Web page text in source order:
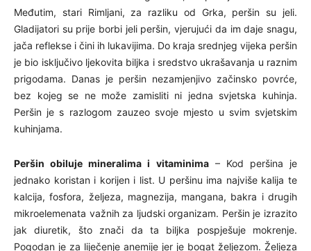
Međutim, stari Rimljani, za razliku od Grka, peršin su jeli.
Gladijatori su prije borbi jeli peršin, vjerujući da im daje snagu,
jača reflekse i čini ih lukavijima. Do kraja srednjeg vijeka peršin
je bio isključivo ljekovita biljka i sredstvo ukrašavanja u raznim
prigodama. Danas je peršin nezamjenjivo začinsko povrće,
bez kojeg se ne može zamisliti ni jedna svjetska kuhinja.
Peršin je s razlogom zauzeo svoje mjesto u svim svjetskim
kuhinjama.
Peršin obiluje mineralima i vitaminima– Kod peršina je
jednako koristan i korijen i list. U peršinu ima najviše kalija te
kalcija, fosfora, željeza, magnezija, mangana, bakra i drugih
mikroelemenata važnih za ljudski organizam. Peršin je izrazito
jak diuretik, što znači da ta biljka pospješuje mokrenje.
Pogodan je za liječenje anemije jer je bogat željezom. Željeza